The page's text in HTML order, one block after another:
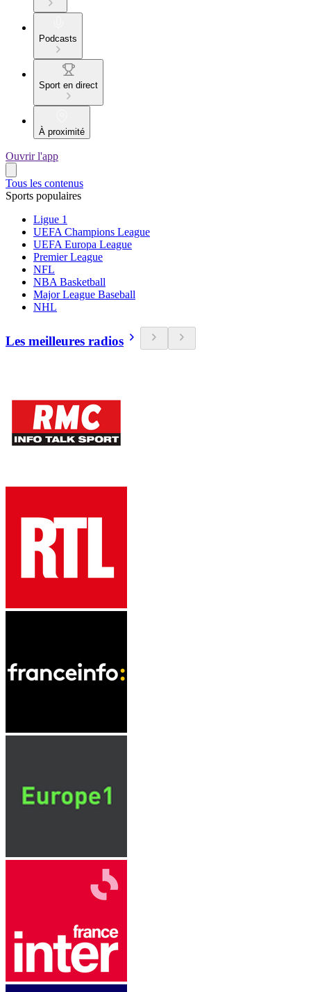
Podcasts
Sport en direct
À proximité
Ouvrir l'app
Tous les contenus
Sports populaires
Ligue 1
UEFA Champions League
UEFA Europa League
Premier League
NFL
NBA Basketball
Major League Baseball
NHL
Les meilleures radios